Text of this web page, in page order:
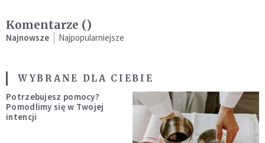
Komentarze ()
Najnowsze Najpopularniejsze
WYBRANE DLA CIEBIE
Potrzebujesz pomocy?
Pomodlimy się w Twojej
intencji